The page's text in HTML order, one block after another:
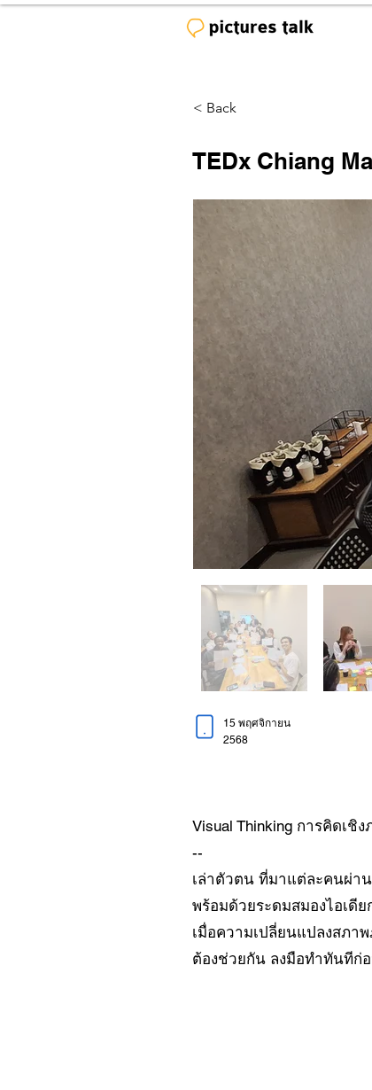
< Back
TEDx Chiang
15 พฤศจิกายน
2568
Visual Thinking การคิดเชิ
--
เล่าตัวตน ที่มาแต่ละคนผ่าน
พร้อมด้วยระดมสมองไอเดี
เมื่อความเปลี่ยนแปลงสภา
ต้องช่วยกัน ลงมือทำทันทีก่